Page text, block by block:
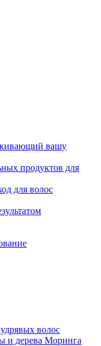
вашу
продуктов для
для волос
волос
и дерева Моринга